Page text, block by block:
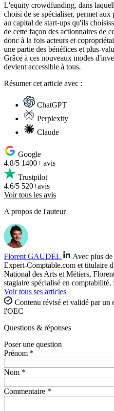
L'equity crowdfunding, dans
choisi de se spécialiser, permet aux
au capital de start-ups qu'ils
de cette façon des actionnaires de
donc à la fois acteurs et
une partie des bénéfices et plus-
Grâce à ces nouveaux modes
devient accessible à tous.
Résumercet article avec :
ChatGPT
Perplexity
Claude
Google
4.8/5 1400+ avis
Trustpilot
4.6/5 520+avis
Voir tous les avis
A propos de l'auteur
Florent GAUDEL
Avec plus
Expert-Comptable.com et titulaire
National des Arts et Métiers,
stagiaire spécialisé en
Voir tous ses articles
Contenu révisé et validé par un
l'OEC
Questions & réponses
Poser une question
Prénom *
Nom *
Commentaire *